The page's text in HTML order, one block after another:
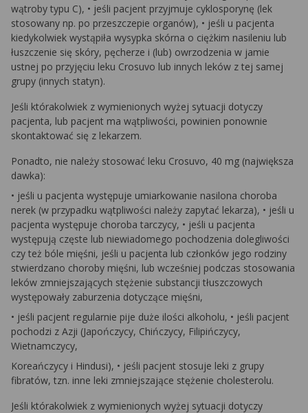
wątroby typu C), • jeśli pacjent przyjmuje cyklosporynę (lek
stosowany np. po przeszczepie organów), • jeśli u pacjenta
kiedykolwiek wystąpiła wysypka skórna o ciężkim nasileniu lub
łuszczenie się skóry, pęcherze i (lub) owrzodzenia w jamie
ustnej po przyjęciu leku Crosuvo lub innych leków z tej samej
grupy (innych statyn).
Jeśli którakolwiek z wymienionych wyżej sytuacji dotyczy
pacjenta, lub pacjent ma wątpliwości, powinien ponownie
skontaktować się z lekarzem.
Ponadto, nie należy stosować leku Crosuvo, 40 mg (największa
dawka):
• jeśli u pacjenta występuje umiarkowanie nasilona choroba
nerek (w przypadku wątpliwości należy zapytać lekarza), • jeśli u
pacjenta występuje choroba tarczycy, • jeśli u pacjenta
występują częste lub niewiadomego pochodzenia dolegliwości
czy też bóle mięśni, jeśli u pacjenta lub członków jego rodziny
stwierdzano choroby mięśni, lub wcześniej podczas stosowania
leków zmniejszających stężenie substancji tłuszczowych
występowały zaburzenia dotyczące mięśni,
• jeśli pacjent regularnie pije duże ilości alkoholu, • jeśli pacjent
pochodzi z Azji (Japończycy, Chińczycy, Filipińczycy,
Wietnamczycy,
Koreańczycy i Hindusi), • jeśli pacjent stosuje leki z grupy
fibratów, tzn. inne leki zmniejszające stężenie cholesterolu.
Jeśli którakolwiek z wymienionych wyżej sytuacji dotyczy